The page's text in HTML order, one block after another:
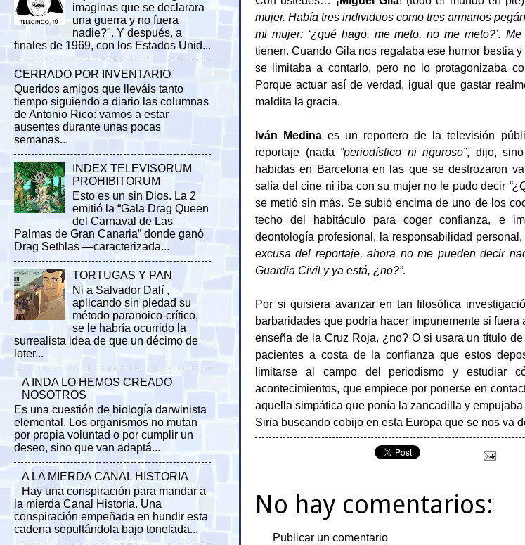
mujer. Había tres individuos como tres armarios
mi mujer: ‘¿qué hago, me meto, no me meto?’.
tienen. Cuando Gila nos regalaba ese humor bestia
se limitaba a contarlo, pero no lo protagonizaba
Porque actuar así de verdad, igual que gastar
maldita la gracia.
Iván Medina es un reportero de la televisión
reportaje (nada “periodístico ni riguroso”, dijo, sino
habidas en Barcelona en las que se destrozaron
salía del cine ni iba con su mujer no le pudo decir
se metió sin más. Se subió encima de uno de los
techo del habitáculo para coger confianza, e
deontología profesional, la responsabilidad
excusa del reportaje, ahora no me pueden decir
Guardia Civil y ya está, ¿no?”.
Por si quisiera avanzar en tan filosófica
barbaridades que podría hacer impunemente si
enseña de la Cruz Roja, ¿no? O si usara un título
pacientes a costa de la confianza que estos
limitarse al campo del periodismo y estudiar
acontecimientos, que empiece por ponerse en
aquella simpática que ponía la zancadilla y
Siria buscando cobijo en esta Europa que se nos va
No hay comentarios:
Publicar un comentario
imaginas que se declarara
una guerra y no fuera
nadie?". Y después, a
finales de 1969, con los Estados Unid...
CERRADO POR INVENTARIO
Queridos amigos que lleváis tanto
tiempo siguiendo a diario las columnas
de Antonio Rico: vamos a estar
ausentes durante unas pocas
semanas...
INDEX TELEVISORUM
PROHIBITORUM
Esto es un sin Dios. La 2
emitió la “Gala Drag Queen
del Carnaval de Las
Palmas de Gran Canaria” donde ganó
Drag Sethlas —caracterizada...
TORTUGAS Y PAN
Ni a Salvador Dalí ,
aplicando sin piedad su
método paranoico-crítico,
se le habría ocurrido la
surrealista idea de que un décimo de
loter...
A INDA LO HEMOS CREADO
NOSOTROS
Es una cuestión de biología darwinista
elemental. Los organismos no mutan
por propia voluntad o por cumplir un
deseo, sino que van adaptá...
A LA MIERDA CANAL HISTORIA
Hay una conspiración para mandar a
la mierda Canal Historia. Una
conspiración empeñada en hundir esta
cadena sepultándola bajo tonelada...